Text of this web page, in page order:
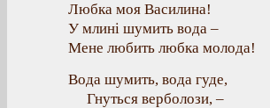
Любка моя Василина!
У млині шумить вода –
Мене любить любка молода!
Вода шумить, вода гуде,
Гнуться верболози, –